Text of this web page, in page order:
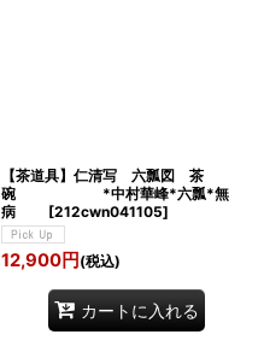
【茶道具】仁清写 六瓢図 茶
碗 *中村華峰*六瓢*無
病
[212cwn041105]
12,900円 (税込)
カートに入れる